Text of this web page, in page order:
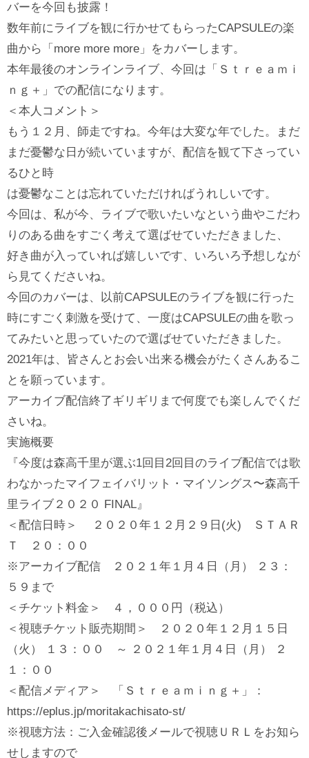
バーを今回も披露！
数年前にライブを観に行かせてもらったCAPSULEの楽
曲から「more more more」をカバーします。
本年最後のオンラインライブ、今回は「Ｓｔｒｅａｍｉ
ｎｇ＋」での配信になります。
＜本人コメント＞
もう１２月、師走ですね。今年は大変な年でした。まだ
まだ憂鬱な日が続いていますが、配信を観て下さってい
るひと時
は憂鬱なことは忘れていただければうれしいです。
今回は、私が今、ライブで歌いたいなという曲やこだわ
りのある曲をすごく考えて選ばせていただきました、
好き曲が入っていれば嬉しいです、いろいろ予想しなが
ら見てくださいね。
今回のカバーは、以前CAPSULEのライブを観に行った
時にすごく刺激を受けて、一度はCAPSULEの曲を歌っ
てみたいと思っていたので選ばせていただきました。
2021年は、皆さんとお会い出来る機会がたくさんあるこ
とを願っています。
アーカイブ配信終了ギリギリまで何度でも楽しんでくだ
さいね。
実施概要
『今度は森高千里が選ぶ1回目2回目のライブ配信では歌
わなかったマイフェイバリット・マイソングス〜森高千
里ライブ２０２０ FINAL』
＜配信日時＞ ２０２０年１２月２９日(火) ＳＴＡＲ
Ｔ ２０：００
※アーカイブ配信 ２０２１年１月４日（月） ２３：
５９まで
＜チケット料金＞ ４，０００円（税込）
＜視聴チケット販売期間＞ ２０２０年１２月１５日
（火） １３：００ ～ ２０２１年１月４日（月） ２
１：００
＜配信メディア＞ 「Ｓｔｒｅａｍｉｎｇ＋」：
https://eplus.jp/moritakachisato-st/
※視聴方法：ご入金確認後メールで視聴ＵＲＬをお知ら
せしますので